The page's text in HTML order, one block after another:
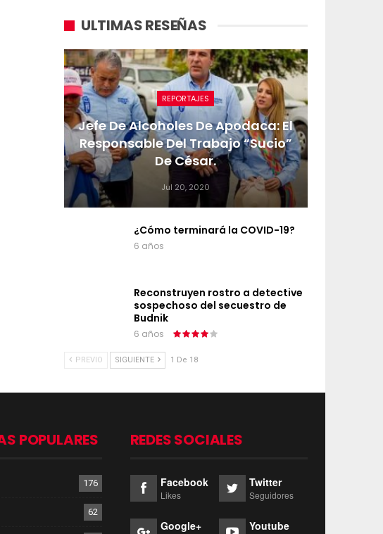
ULTIMAS RESEÑAS
REPORTAJES
Jefe De Alcoholes De Apodaca: El
Responsable Del Trabajo “sucio”
De César.
Jul 20, 2020
¿Cómo terminará la COVID-19?
6 años
Reconstruyen rostro a detective
sospechoso del secuestro de
Budnik
6 años
PREVIO SIGUIENTE 1 De 18
POPULARES
176
62
REDES SOCIALES
Facebook
Likes
Twitter
Seguidores
Google+ Youtube